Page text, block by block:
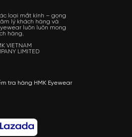
loại mắt kính – gọng
lý khách hàng và
luôn luôn mong
hàng.
VIETNAM
LIMITED
tra hàng HMK Eyewear